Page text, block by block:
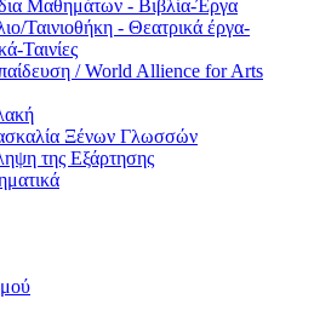
Μαθημάτων - Βιβλία-Έργα
Ταινιοθήκη - Θεατρικά έργα-
Ταινίες
/ World Allience for Arts
Ξένων Γλωσσών
της Εξάρτησης